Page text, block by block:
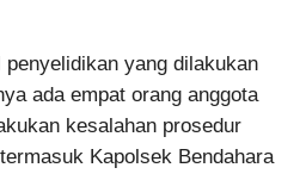
yang dilakukan
ada empat orang anggota
kesalahan prosedur
Kapolsek Bendahara